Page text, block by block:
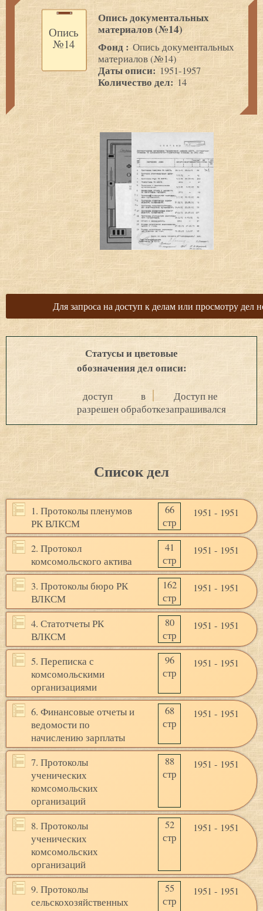
Опись
№14
Опись документальных
материалов (№14)
Фонд : Опись документальных
материалов (№14)
Даты описи: 1951-1957
Количество дел: 14
Для запроса на доступ к делам или просмотру дел
Статусы и цветовые
обозначения дел описи:
доступ
разрешен
в
обработке
Доступ не
запрашивался
Список дел
1. Протоколы пленумов
РК ВЛКСМ
66
стр
1951 - 1951
2. Протокол
комсомольского актива
41
стр
1951 - 1951
3. Протоколы бюро РК
ВЛКСМ
162
стр
1951 - 1951
4. Статотчеты РК
ВЛКСМ
80
стр
1951 - 1951
5. Переписка с
комсомольскими
организациями
96
стр
1951 - 1951
6. Финансовые отчеты и
ведомости по
начислению зарплаты
68
стр
1951 - 1951
7. Протоколы
ученических
комсомольских
организаций
88
стр
1951 - 1951
8. Протоколы
ученических
комсомольских
организаций
52
стр
1951 - 1951
9. Протоколы
сельскохозяйственных
55
стр
1951 - 1951